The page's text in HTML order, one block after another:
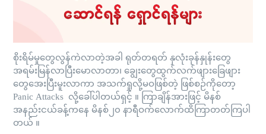
စိုးရိမ်မှုတွေလွန်ကဲလာတဲ့အခါ ရုတ်တရတ် နှလုံးခုန်နှုန်းတွေ
အရမ်းမြန်လာပြီးမောလာတာ၊ ချွေးတွေထွက်လက်ဖျားခြေဖျား
တွေအေးပြီးမူးလာကာ အသက်ရှုလို့မဝဖြစ်တဲ့ ဖြစ်စဉ်ကိုတော့
Panic Attacks လို့ခေါ်ပါတယ်ရှင့် ။ ကြာချိန်အားဖြင့် မိနစ်
အနည်းငယ်ခန့်ကနေ မိနစ်၂၀ နာရီဝက်လောက်ထိကြာတတ်ကြပါ
တယ် ။